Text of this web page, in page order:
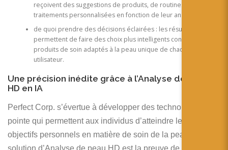
reçoivent des suggestions de produits, de routines ou de
traitements personnalisées en fonction de leur analyse unique.
de quoi prendre des décisions éclairées : les résultats
permettent de faire des choix plus intelligents concernant les
produits de soin adaptés à la peau unique de chaque
utilisateur.
Une précision inédite grâce à l’Analyse de Peau
HD en IA
Perfect Corp. s’évertue à développer des technologies de
pointe qui permettent aux individus d’atteindre leurs
objectifs personnels en matière de soin de la peau. La
solution d’Analyse de peau HD est la preuve de cet